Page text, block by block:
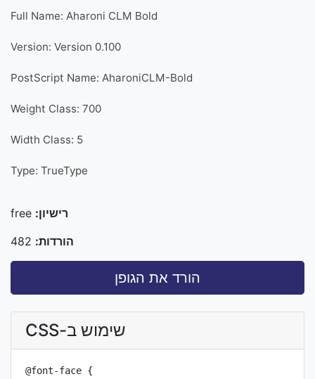
Full Name: Aharoni CLM Bold
Version: Version 0.100
PostScript Name: AharoniCLM-Bold
Weight Class: 700
Width Class: 5
Type: TrueType
רישיון:
הורדות:
הורד את הגופן
שימוש ב-CSS
@font-face {